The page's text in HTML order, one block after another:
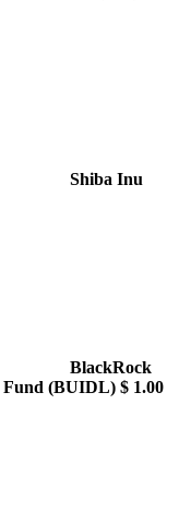
Shiba Inu
BlackRock
(BUIDL) $ 1.00